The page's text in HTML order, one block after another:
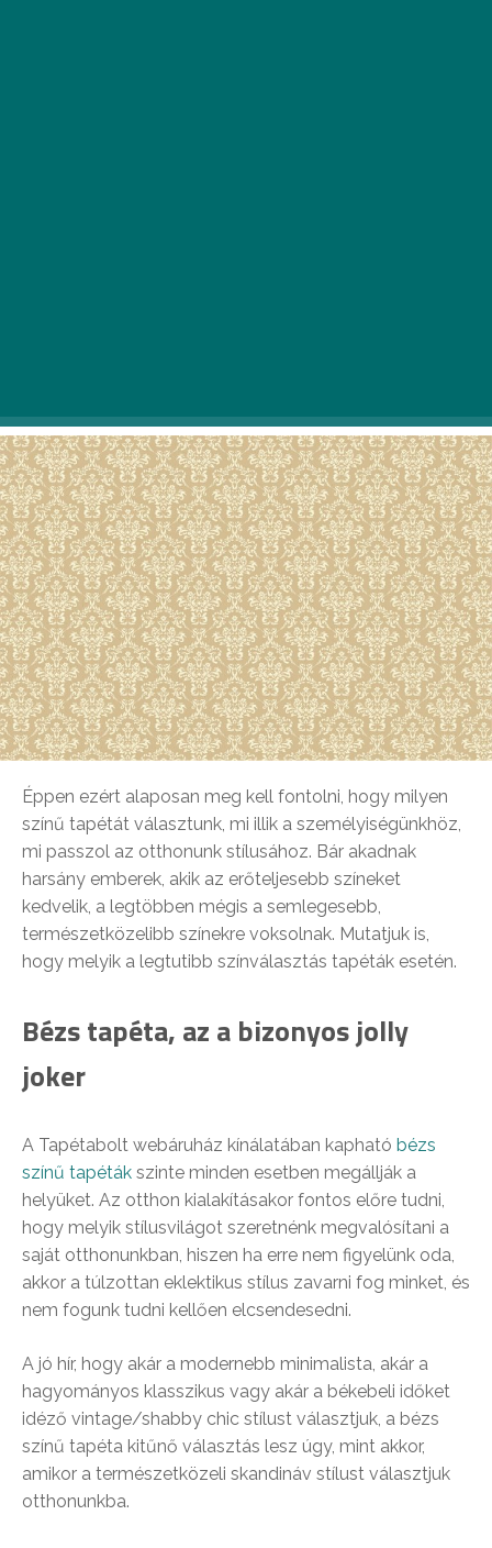
Éppen ezért alaposan meg kell fontolni, hogy milyen
színű tapétát választunk, mi illik a személyiségünkhöz,
mi passzol az otthonunk stílusához. Bár akadnak
harsány emberek, akik az erőteljesebb színeket
kedvelik, a legtöbben mégis a semlegesebb,
természetközelibb színekre voksolnak. Mutatjuk is,
hogy melyik a legtutibb színválasztás tapéták esetén.
Bézs tapéta, az a bizonyos jolly
joker
A Tapétabolt webáruház kínálatában kapható bézs
színű tapéták szinte minden esetben megállják a
helyüket. Az otthon kialakításakor fontos előre tudni,
hogy melyik stílusvilágot szeretnénk megvalósítani a
saját otthonunkban, hiszen ha erre nem figyelünk oda,
akkor a túlzottan eklektikus stílus zavarni fog minket, és
nem fogunk tudni kellően elcsendesedni.
A jó hír, hogy akár a modernebb minimalista, akár a
hagyományos klasszikus vagy akár a békebeli időket
idéző vintage/shabby chic stílust választjuk, a bézs
színű tapéta kitűnő választás lesz úgy, mint akkor,
amikor a természetközeli skandináv stílust választjuk
otthonunkba.